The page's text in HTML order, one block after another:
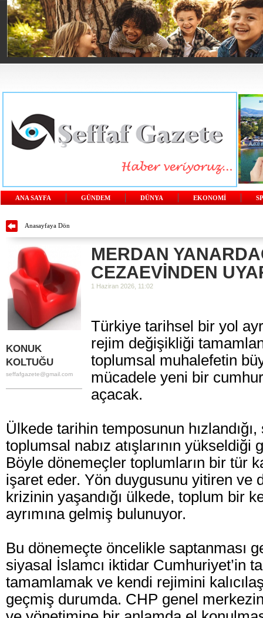
ANA SAYFA GÜNDEM DÜNYA EKONOMİ
Anasayfaya Dön
KONUK
KOLTUĞU
seffafgazete@gmail.com
MERDAN
CEZAEVİNDEN
1 Haziran 2026, 11:02
Türkiye tarihsel bir yol
rejim değişikliği
toplumsal muhalefetin
mücadele yeni bir
açacak.
Ülkede tarihin temposunun
toplumsal nabız atışlarının
Böyle dönemeçler toplumların bir tür
işaret eder. Yön duygusunu yitiren ve
krizinin yaşandığı ülkede, toplum bir
ayrımına gelmiş bulunuyor.
Bu dönemeçte öncelikle saptanması
siyasal İslamcı iktidar Cumhuriyet’in
tamamlamak ve kendi rejimini
geçmiş durumda. CHP genel